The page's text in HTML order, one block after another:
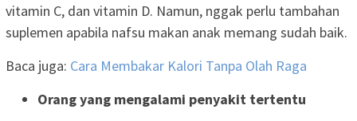
vitamin C, dan vitamin D. Namun, nggak perlu tambahan
suplemen apabila nafsu makan anak memang sudah baik.
Baca juga: Cara Membakar Kalori Tanpa Olah Raga
Orang yang mengalami penyakit tertentu